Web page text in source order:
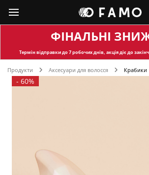
ФІНАЛЬНІ
Термін відправкидо 7 робочих днів, акція діє до
Продукти Аксесуари для волосся Крабики
- 60%